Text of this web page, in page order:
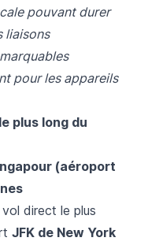
pouvant durer
liaisons
pour les appareils
plus long du
(aéroport
direct le plus
JFK de New York